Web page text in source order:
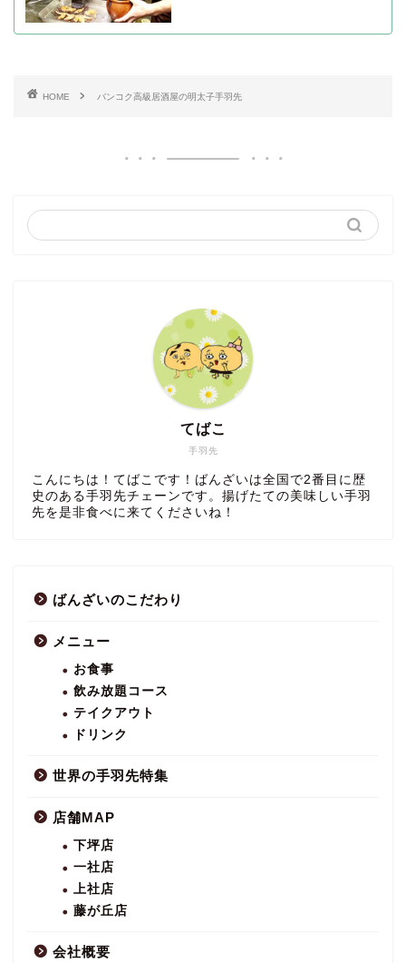
HOME バンコク高級居酒屋の明太子手羽先
手羽先
てばこ
こんにちは！てばこです！ばんざいは全国で2番目に歴
史のある手羽先チェーンです。揚げたての美味しい手羽
先を是非食べに来てくださいね！
ばんざいのこだわり
メニュー
お食事
飲み放題コース
テイクアウト
ドリンク
世界の手羽先特集
店舗MAP
下坪店
一社店
上社店
藤が丘店
会社概要